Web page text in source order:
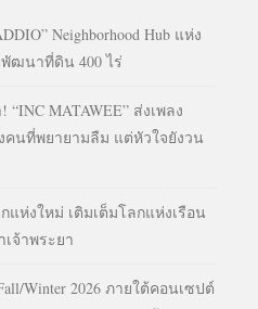
Neighborhood Hub แห่ง
ฒนาที่ดิน 400 ไร่
MATAWEE” ส่งเพลง
คนที่พยายามลืม แต่หัวใจยังวน
แห่งใหม่ เติมเต็มโลกแห่งเรือน
จ้าพระยา
Winter 2026 ภายใต้คอนเซปต์